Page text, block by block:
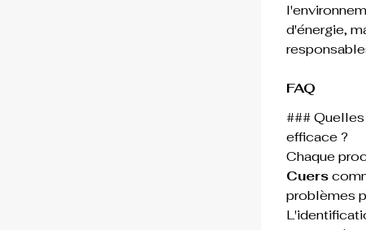
d'énergie,
FAQ
###
efficace ?
Chaque
Cuers
problèmes